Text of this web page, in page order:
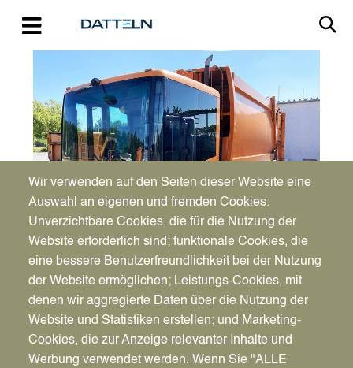
So., 31.05.2026 - 06:00
Vorlesen
Leerung der
Abfallbehälter verschiebt
sich wegen Fronleichnam
Wir verwenden auf den Seiten dieser Website eine
Auswahl an eigenen und fremden Cookies:
Unverzichtbare Cookies, die für die Nutzung der
Website erforderlich sind; funktionale Cookies, die
eine bessere Benutzerfreundlichkeit bei der Nutzung
der Website ermöglichen; Leistungs-Cookies, mit
denen wir aggregierte Daten über die Nutzung der
Website und Statistiken erstellen; und Marketing-
Cookies, die zur Anzeige relevanter Inhalte und
Werbung verwendet werden. Wenn Sie "ALLE